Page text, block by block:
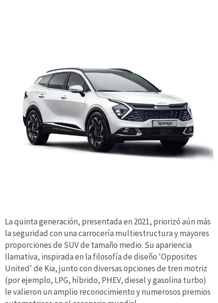
La quinta generación, presentada en 2021, priorizó aún más
la seguridad con una carrocería multiestructura y mayores
proporciones de SUV de tamaño medio. Su apariencia
llamativa, inspirada en la filosofía de diseño 'Opposites
United' de Kia, junto con diversas opciones de tren motriz
(por ejemplo, LPG, híbrido, PHEV, diesel y gasolina turbo)
le valieron un amplio reconocimiento y numerosos premios